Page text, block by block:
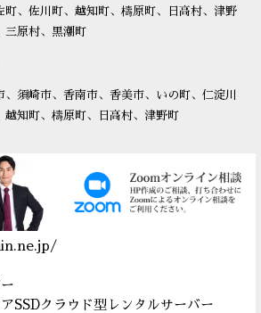
町、佐川町、越知町、檮原町、日高村、津野
三原村、黒潮町
須崎市、香南市、香美市、いの町、仁淀川
越知町、檮原町、日高村、津野町
SSDクラウド型レンタルサーバー